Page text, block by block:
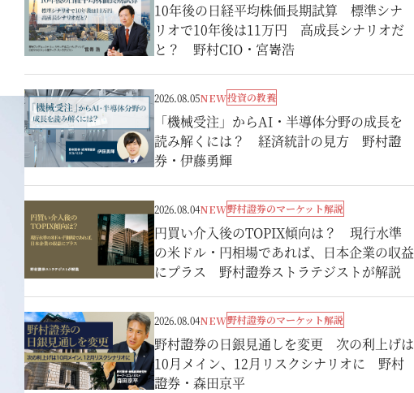
10年後の日経平均株価長期試算 標準シナ
リオで10年後は11万円 高成長シナリオだ
と？ 野村CIO・宮嵜浩
2026.08.05NEW投資の教養
「機械受注」からAI・半導体分野の成長を
読み解くには？ 経済統計の見方 野村證
券・伊藤勇輝
2026.08.04NEW野村證券のマーケット解説
円買い介入後のTOPIX傾向は？ 現行水準
の米ドル・円相場であれば、日本企業の収益
にプラス 野村證券ストラテジストが解説
2026.08.04NEW野村證券のマーケット解説
野村證券の日銀見通しを変更 次の利上げは
10月メイン、12月リスクシナリオに 野村
證券・森田京平